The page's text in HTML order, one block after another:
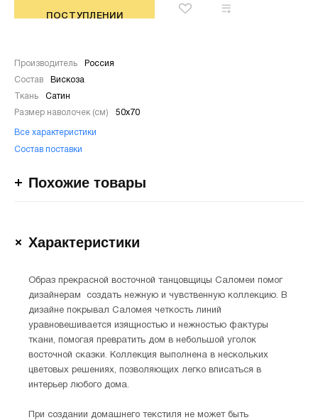
ПОСТУПЛЕНИИ
Производитель Россия
Состав Вискоза
Ткань Сатин
Размер наволочек (см) 50х70
Все характеристики
Состав поставки
Похожие товары
Характеристики
Образ прекрасной восточной танцовщицы Саломеи помог
дизайнерам создать нежную и чувственную коллекцию. В
дизайне покрывал Саломея четкость линий
уравновешивается изящностью и нежностью фактуры
ткани, помогая превратить дом в небольшой уголок
восточной сказки. Коллекция выполнена в нескольких
цветовых решениях, позволяющих легко вписаться в
интерьер любого дома.
При создании домашнего текстиля не может быть